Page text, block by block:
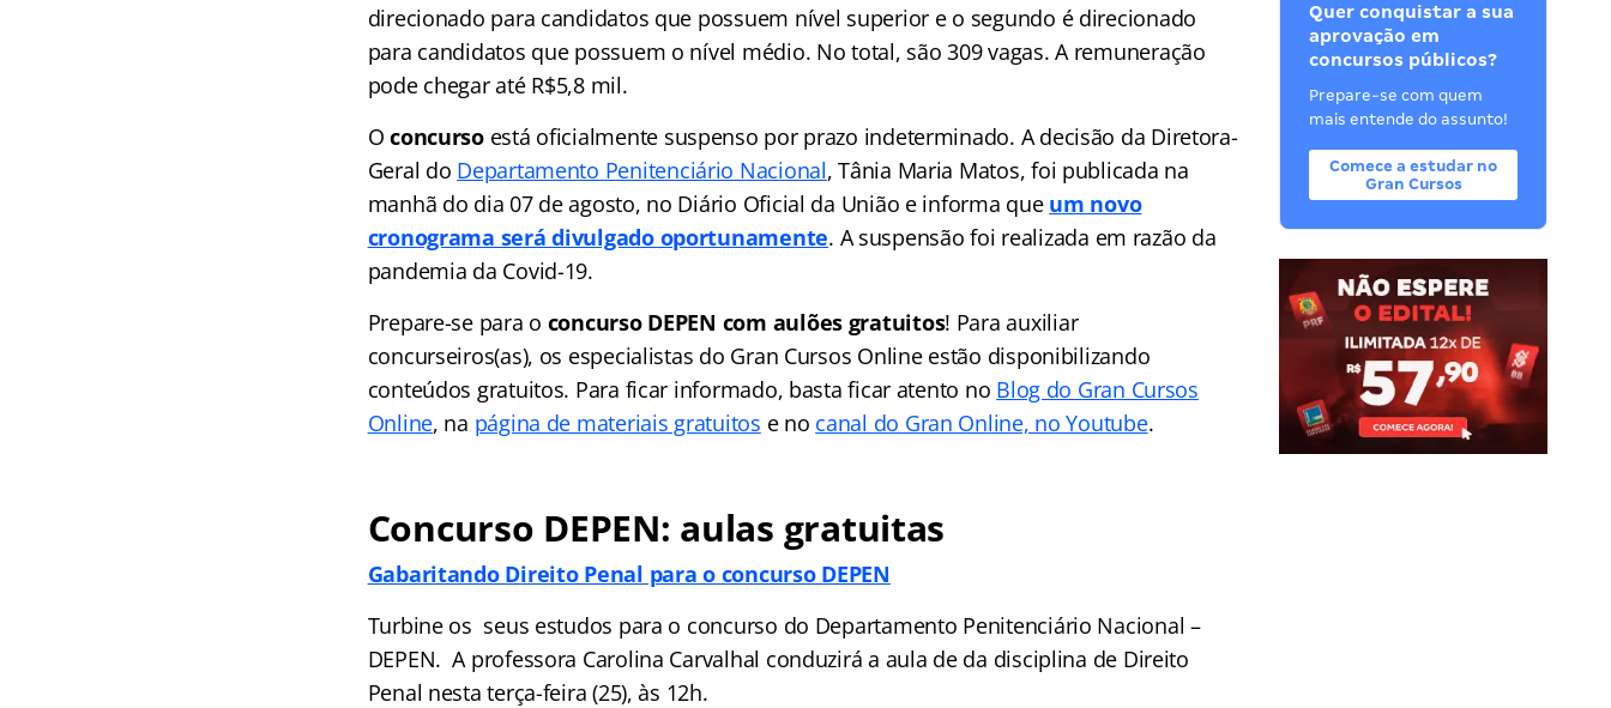
direcionado para candidatos que possuem nível superior e o segundo é direcionado
para candidatos que possuem o nível médio. No total, são 309 vagas. A remuneração
pode chegar até R$5,8 mil.
Oconcursoestá oficialmente suspenso por prazo indeterminado. A decisão da Diretora-
Geral do Departamento Penitenciário Nacional, Tânia Maria Matos, foi publicada na
manhã do dia 07 de agosto, no Diário Oficial da União e informa que um novo
cronograma será divulgado oportunamente. A suspensão foi realizada em razão da
pandemia da Covid-19.
Prepare-se para o concurso DEPEN com aulões gratuitos! Para auxiliar
concurseiros(as), os especialistas do Gran Cursos Online estão disponibilizando
conteúdos gratuitos. Para ficar informado, basta ficar atento no Blog do Gran Cursos
Online, na página de materiais gratuitos e no canal do Gran Online, no Youtube.
Concurso DEPEN: aulas gratuitas
Gabaritando Direito Penal para o concurso DEPEN
Turbine os seus estudos para o concurso do Departamento Penitenciário Nacional –
DEPEN. A professora Carolina Carvalhal conduzirá a aula de da disciplina de Direito
Penal nesta terça-feira (25), às 12h.
Quer conquistar a sua
aprovação em
concursos públicos?
Prepare-se com quem
mais entende do assunto!
Comece a estudar no
Gran Cursos